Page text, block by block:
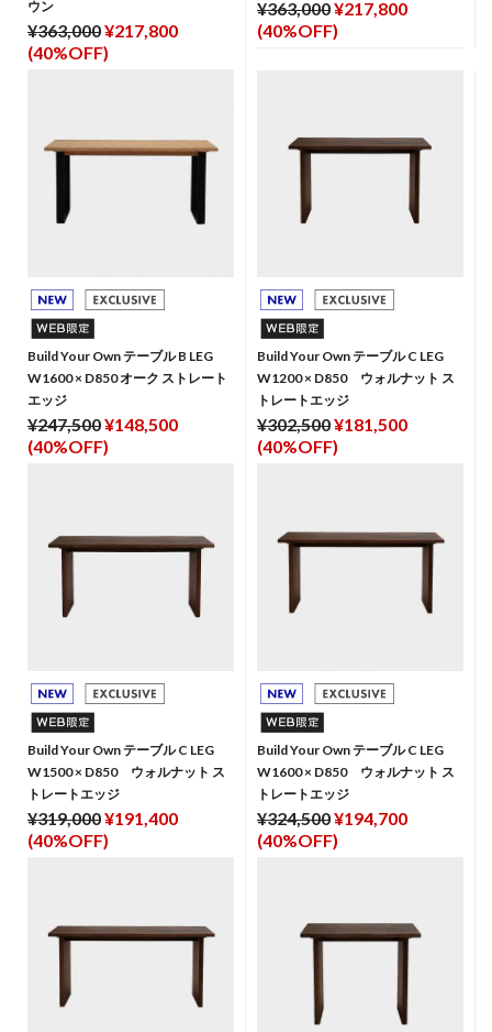
ウン
¥363,000¥217,800
(40%OFF)
¥363,000¥217,800
(40%OFF)
Build Your Own テーブル B LEG
W1600 × D850 オーク ストレート
エッジ
¥247,500¥148,500
(40%OFF)
Build Your Own テーブル C LEG
W1200 × D850 ウォルナット ス
トレートエッジ
¥302,500¥181,500
(40%OFF)
Build Your Own テーブル C LEG
W1500 × D850 ウォルナット ス
トレートエッジ
¥319,000¥191,400
(40%OFF)
Build Your Own テーブル C LEG
W1600 × D850 ウォルナット ス
トレートエッジ
¥324,500¥194,700
(40%OFF)